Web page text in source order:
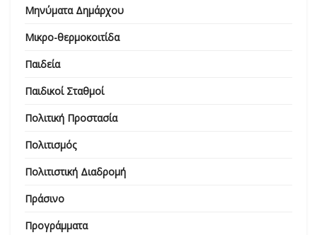
Μηνύματα Δημάρχου
Μικρο-θερμοκοιτίδα
Παιδεία
Παιδικοί Σταθμοί
Πολιτική Προστασία
Πολιτισμός
Πολιτιστική Διαδρομή
Πράσινο
Προγράμματα